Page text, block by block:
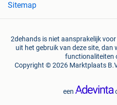
Sitemap
2dehands is niet aansprakelijk
uit het gebruik van deze site,
functionaliteiten
Copyright © 2026 Marktplaats
een